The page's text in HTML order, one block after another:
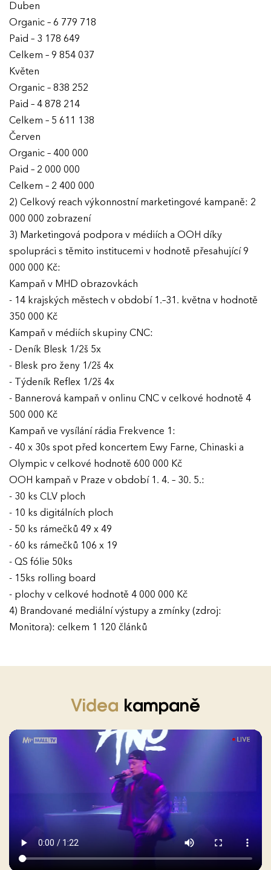
Duben
Organic – 6 779 718
Paid – 3 178 649
Celkem – 9 854 037
Květen
Organic – 838 252
Paid – 4 878 214
Celkem – 5 611 138
Červen
Organic – 400 000
Paid – 2 000 000
Celkem – 2 400 000
2) Celkový reach výkonnostní marketingové kampaně: 2
000 000 zobrazení
3) Marketingová podpora v médiích a OOH díky
spolupráci s těmito institucemi v hodnotě přesahující 9
000 000 Kč:
Kampaň v MHD obrazovkách
- 14 krajských městech v období 1.–31. května v hodnotě
350 000 Kč
Kampaň v médiích skupiny CNC:
- Deník Blesk 1/2š 5x
- Blesk pro ženy 1/2š 4x
- Týdeník Reflex 1/2š 4x
- Bannerová kampaň v onlinu CNC v celkové hodnotě 4
500 000 Kč
Kampaň ve vysílání rádia Frekvence 1:
- 40 x 30s spot před koncertem Ewy Farne, Chinaski a
Olympic v celkové hodnotě 600 000 Kč
OOH kampaň v Praze v období 1. 4. – 30. 5.:
- 30 ks CLV ploch
- 10 ks digitálních ploch
- 50 ks rámečků 49 x 49
- 60 ks rámečků 106 x 19
- QS fólie 50ks
- 15ks rolling board
- plochy v celkové hodnotě 4 000 000 Kč
4) Brandované mediální výstupy a zmínky (zdroj:
Monitora): celkem 1 120 článků
Videa kampaně